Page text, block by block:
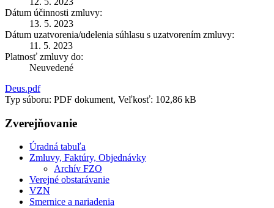
Dátum účinnosti zmluvy:
13. 5. 2023
Dátum uzatvorenia/udelenia súhlasu s uzatvorením zmluvy:
11. 5. 2023
Platnosť zmluvy do:
Neuvedené
Deus.pdf
Typ súboru: PDF dokument, Veľkosť: 102,86 kB
Zverejňovanie
Úradná tabuľa
Zmluvy, Faktúry, Objednávky
Archív FZO
Verejné obstarávanie
VZN
Smernice a nariadenia